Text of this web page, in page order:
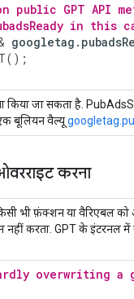
GPT API
in this
googletag .
();
किया जा सकता है.
बूलियन वैल्यू
करना
भी फ़ंक्शन या वैरिएबल
करता. GPT के इंटरनल
overwriting a